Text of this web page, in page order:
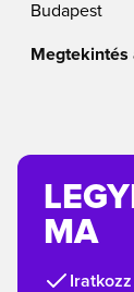
Budapest
Megtekintés
MA